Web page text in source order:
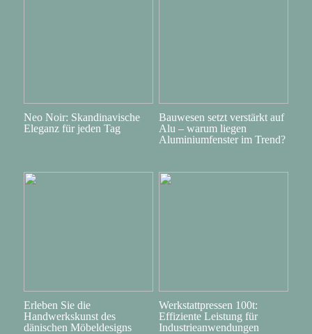
Neo Noir: Skandinavische
Eleganz für jeden Tag
Bauwesen setzt verstärkt auf
Alu – warum liegen
Aluminiumfenster im Trend?
Erleben Sie die
Handwerkskunst des
dänischen Möbeldesigns
Werkstattpressen 100t:
Effiziente Leistung für
Industrieanwendungen